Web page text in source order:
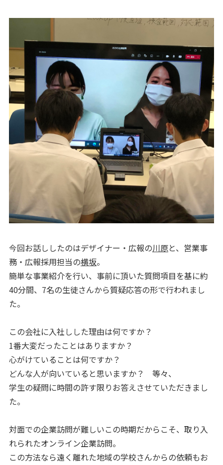
今回お話ししたのはデザイナー・広報の川原と、営業事
務・広報採用担当の横坂。
簡単な事業紹介を行い、事前に頂いた質問項目を基に約
40分間、7名の生徒さんから質疑応答の形で行われまし
た。
この会社に入社しした理由は何ですか？
1番大変だったことはありますか？
心がけていることは何ですか？
どんな人が向いていると思いますか？ 等々、
学生の疑問に時間の許す限りお答えさせていただきまし
た。
対面での企業訪問が難しいこの時期だからこそ、取り入
れられたオンライン企業訪問。
この方法なら遠く離れた地域の学校さんからの依頼もお